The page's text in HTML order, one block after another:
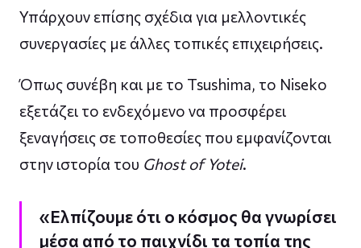
Υπάρχουν επίσης σχέδια για μελλοντικές
συνεργασίες με άλλες τοπικές επιχειρήσεις.
Όπως συνέβη και με το Tsushima, το Niseko
εξετάζει το ενδεχόμενο να προσφέρει
ξεναγήσεις σε τοποθεσίες που εμφανίζονται
στην ιστορία του Ghost of Yotei.
«Ελπίζουμε ότι ο κόσμος θα γνωρίσει
μέσα από το παιχνίδι τα τοπία της